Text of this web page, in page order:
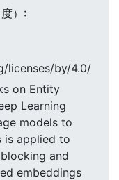
）:
licenses/by/4.0/
on Entity
Learning
models to
is applied to
and
embeddings